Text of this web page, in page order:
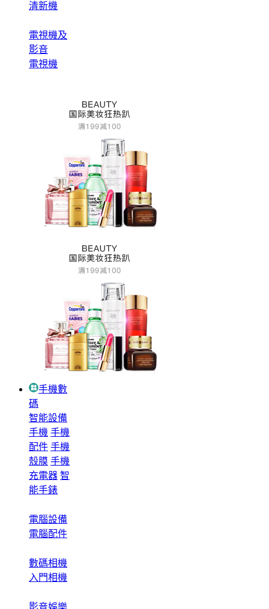
清新機
電視機及
影音
電視機
手機數
碼
智能設備
手機 手機
配件 手機
殼膜 手機
充電器 智
能手錶
電腦設備
電腦配件
數碼相機
入門相機
影音娛樂